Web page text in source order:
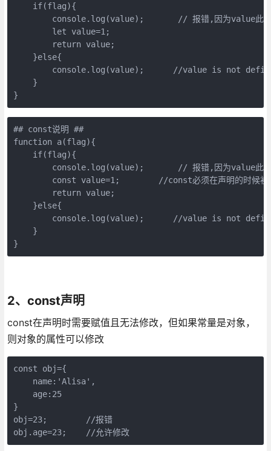
    if(flag){
console.log(value);       // 报错,因为value此时
        let value=1;
        return value;
    }else{
console.log(value);      //value is not
    }
}
## const说明 ##
function a(flag){
    if(flag){
console.log(value);       // 报错,因为value此时
const value=1;        //const必须在声明的时候初
        return value;
    }else{
console.log(value);      //value is not
    }
}
2、const声明
const在声明时需要赋值且无法修改，但如果常量是对象，
则对象的属性可以修改
const obj={
    name:'Alisa',
    age:25
}
obj=23;        //报错
obj.age=23;    //允许修改